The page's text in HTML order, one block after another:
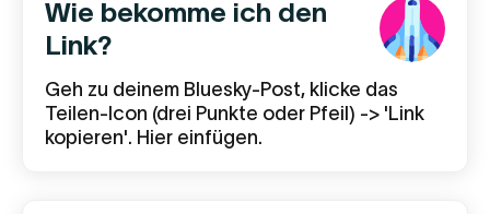
Wie bekomme ich den
Link?
Geh zu deinem Bluesky-Post, klicke das
Teilen-Icon (drei Punkte oder Pfeil) -> 'Link
kopieren'. Hier einfügen.